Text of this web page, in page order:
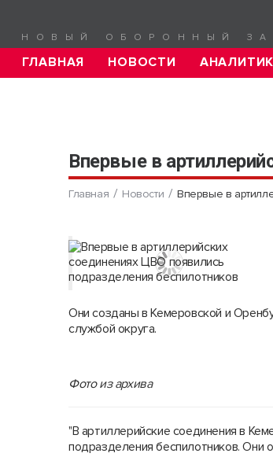
НОВЫЙ ОБОРОННЫЙ
ГЛАВНАЯ НОВОСТИ
Впервые в
Главная Новости Впервые в
Они созданы в Кемеровской и
службой округа.
Фото из архива
"В артиллерийские соединения в
подразделения беспилотников.